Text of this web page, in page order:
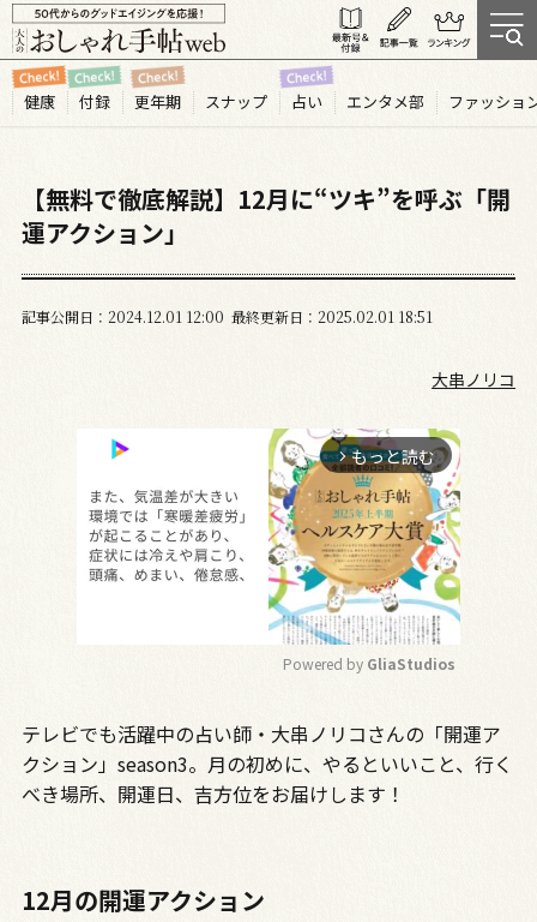
健康 付録 更年期 スナップ 占い エンタメ部 ファッショ
【無料で徹底解説】12月に“ツキ”を呼ぶ「開
運アクション」
記事公開日 2024.12 01 12:00 最終更新日 2025.02.01 18:51
大串ノリコ
arrow_forward_ios もっと読む
u
e
Powered by GliaStudios
テレビでも活躍中の占い師・大串ノリコさんの「開運ア
クション」season3。月の初めに、やるといいこと、行く
べき場所、開運日、吉方位をお届けします！
12月の開運アクション